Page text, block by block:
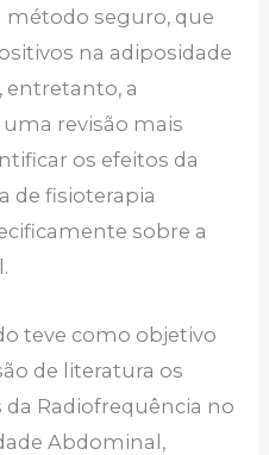
seguro, que
na adiposidade
entretanto, a
revisão mais
os efeitos da
de fisioterapia
sobre a
teve como objetivo
de literatura os
Radiofrequência no
Abdominal,